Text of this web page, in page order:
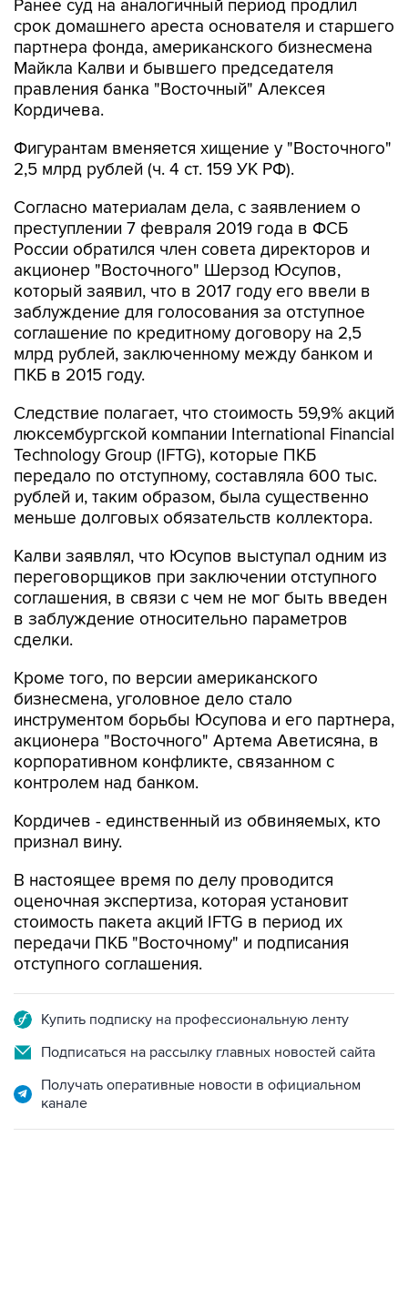
Ранее суд на аналогичный период продлил
срок домашнего ареста основателя и старшего
партнера фонда, американского бизнесмена
Майкла Калви и бывшего председателя
правления банка "Восточный" Алексея
Кордичева.
Фигурантам вменяется хищение у "Восточного"
2,5 млрд рублей (ч. 4 ст. 159 УК РФ).
Согласно материалам дела, с заявлением о
преступлении 7 февраля 2019 года в ФСБ
России обратился член совета директоров и
акционер "Восточного" Шерзод Юсупов,
который заявил, что в 2017 году его ввели в
заблуждение для голосования за отступное
соглашение по кредитному договору на 2,5
млрд рублей, заключенному между банком и
ПКБ в 2015 году.
Следствие полагает, что стоимость 59,9% акций
люксембургской компании International Financial
Technology Group (IFTG), которые ПКБ
передало по отступному, составляла 600 тыс.
рублей и, таким образом, была существенно
меньше долговых обязательств коллектора.
Калви заявлял, что Юсупов выступал одним из
переговорщиков при заключении отступного
соглашения, в связи с чем не мог быть введен
в заблуждение относительно параметров
сделки.
Кроме того, по версии американского
бизнесмена, уголовное дело стало
инструментом борьбы Юсупова и его партнера,
акционера "Восточного" Артема Аветисяна, в
корпоративном конфликте, связанном с
контролем над банком.
Кордичев - единственный из обвиняемых, кто
признал вину.
В настоящее время по делу проводится
оценочная экспертиза, которая установит
стоимость пакета акций IFTG в период их
передачи ПКБ "Восточному" и подписания
отступного соглашения.
Купить подписку на профессиональную ленту
Подписаться на рассылку главных новостей сайта
Получать оперативные новости в официальном
канале